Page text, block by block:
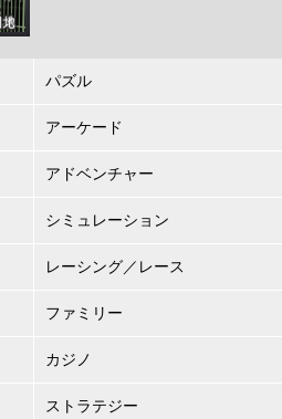
パズル
アーケード
アドベンチャー
シミュレーション
レーシング／レース
ファミリー
カジノ
ストラテジー